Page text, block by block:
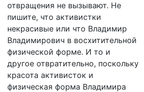
отвращения не вызывают. Не
пишите, что активистки
некрасивые или что Владимир
Владимирович в восхитительной
физической форме. И то и
другое отвратительно, поскольку
красота активисток и
физическая форма Владимира